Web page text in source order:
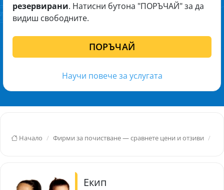
резервирани. Натисни бутона "ПОРЪЧАЙ" за да
видиш свободните.
ПОРЪЧАЙ
Научи повече за услугата
Начало Фирми за почистване — сравнете цени и отзиви
Екип